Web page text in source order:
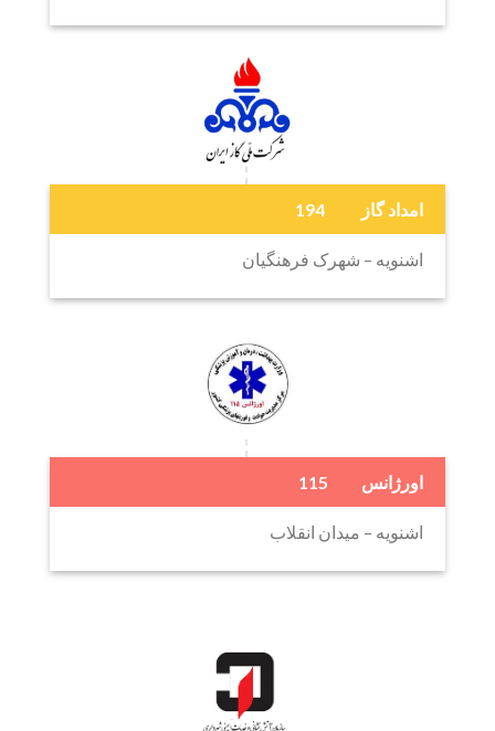
امداد گاز 194
اشنویه – شهرک فرهنگیان
اورژانس 115
اشنویه – میدان انقلاب